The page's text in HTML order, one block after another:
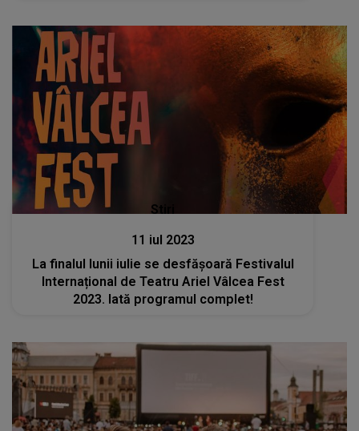
Stiri
11 iul 2023
La finalul lunii iulie se desfășoară Festivalul
Internațional de Teatru Ariel Vâlcea Fest
2023. Iată programul complet!